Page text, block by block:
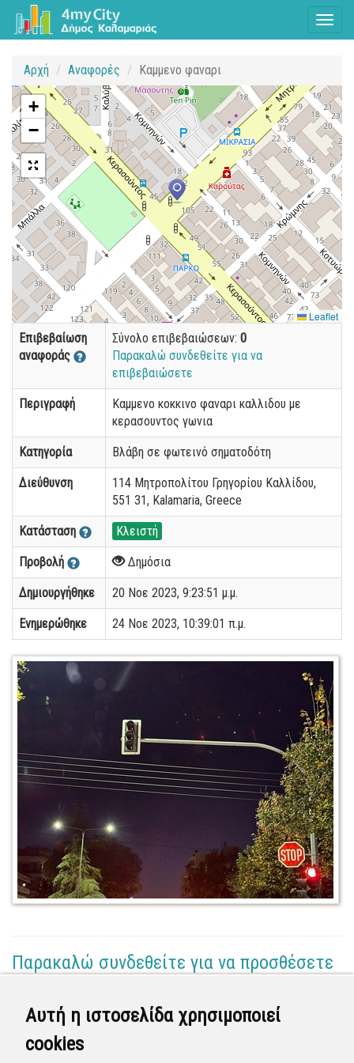
Αυτή η ιστοσελίδα χρησιμοποιεί
cookies
Αρχή Αναφορές Καμμενο φαναρι
+
−
Leaflet
Επιβεβαίωση
αναφοράς
Σύνολο επιβεβαιώσεων: 0
Παρακαλώ συνδεθείτε για να
επιβεβαιώσετε
Περιγραφή
Καμμενο κοκκινο φαναρι καλλιδου με
κερασουντος γωνια
Κατηγορία Βλάβη σε φωτεινό σηματοδότη
Διεύθυνση
114 Μητροπολίτου Γρηγορίου Καλλίδου,
551 31, Kalamaria, Greece
Κατάσταση Κλειστή
Προβολή Δημόσια
Δημιουργήθηκε 20 Νοε 2023, 9:23:51 μ.μ.
Ενημερώθηκε 24 Νοε 2023, 10:39:01 π.μ.
Παρακαλώ συνδεθείτε για να προσθέσετε
(Επόπτης)